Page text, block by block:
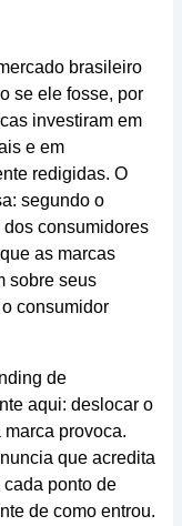
brasileiro
se ele fosse, por
investiram em
e em
redigidas. O
segundo o
dos consumidores
as marcas
sobre seus
consumidor
de
aqui: deslocar o
provoca.
que acredita
ponto de
de como entrou.